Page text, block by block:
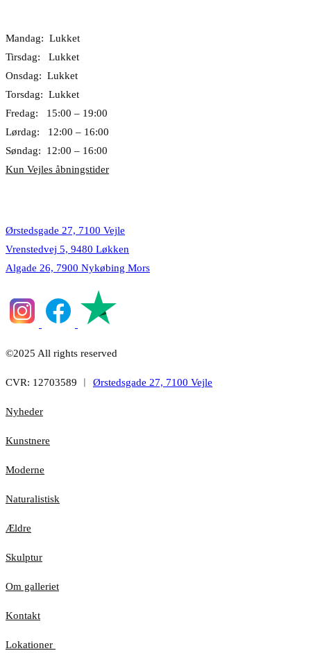
Mandag: Lukket
Tirsdag: Lukket
Onsdag: Lukket
Torsdag: Lukket
Fredag: 15:00 – 19:00
Lørdag: 12:00 – 16:00
Søndag: 12:00 – 16:00
Kun Vejles åbningstider
Ørstedsgade 27, 7100 Vejle
Vrenstedvej 5, 9480 Løkken
Algade 26, 7900 Nykøbing Mors
©2025 All rights reserved
CVR: 12703589 ︱ Ørstedsgade 27, 7100 Vejle
Nyheder
Kunstnere
Moderne
Naturalistisk
Ældre
Skulptur
Om galleriet
Kontakt
Lokationer